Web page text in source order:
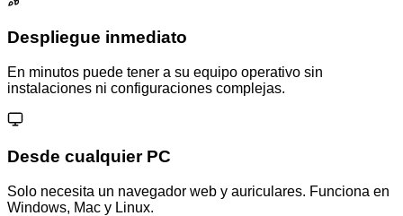
Despliegue inmediato
En minutos puede tener a su equipo operativo sin
instalaciones ni configuraciones complejas.
Desde cualquier PC
Solo necesita un navegador web y auriculares. Funciona en
Windows, Mac y Linux.